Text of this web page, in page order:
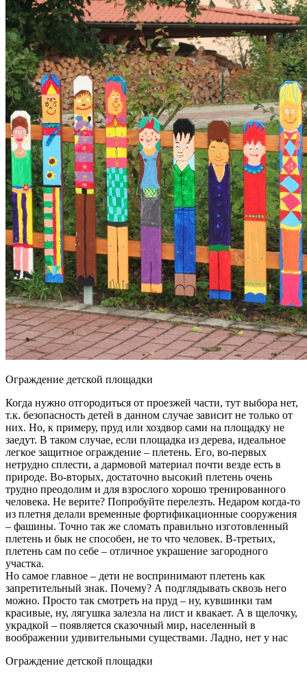
Ограждение детской площадки
Когда нужно отгородиться от проезжей части, тут выбора нет,
т.к. безопасность детей в данном случае зависит не только от
них. Но, к примеру, пруд или хоздвор сами на площадку не
заедут. В таком случае, если площадка из дерева, идеальное
легкое защитное ограждение – плетень. Его, во-первых
нетрудно сплести, а дармовой материал почти везде есть в
природе. Во-вторых, достаточно высокий плетень очень
трудно преодолим и для взрослого хорошо тренированного
человека. Не верите? Попробуйте перелезть. Недаром когда-то
из плетня делали временные фортификационные сооружения
– фашины. Точно так же сломать правильно изготовленный
плетень и бык не способен, не то что человек. В-третьих,
плетень сам по себе – отличное украшение загородного
участка.
Но самое главное – дети не воспринимают плетень как
запретительный знак. Почему? А подглядывать сквозь него
можно. Просто так смотреть на пруд – ну, кувшинки там
красивые, ну, лягушка залезла на лист и квакает. А в щелочку,
украдкой – появляется сказочный мир, населенный в
воображении удивительными существами. Ладно, нет у нас
Ограждение детской площадки